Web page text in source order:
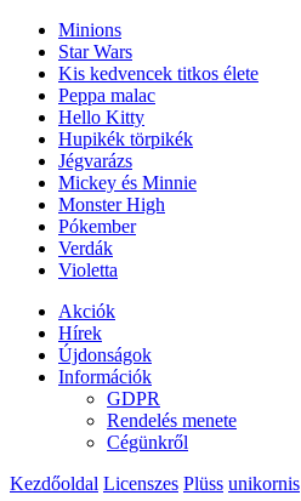
Minions
Star Wars
Kis kedvencek titkos élete
Peppa malac
Hello Kitty
Hupikék törpikék
Jégvarázs
Mickey és Minnie
Monster High
Pókember
Verdák
Violetta
Akciók
Hírek
Újdonságok
Információk
GDPR
Rendelés menete
Cégünkről
Kezdőoldal Licenszes Plüss unikornis